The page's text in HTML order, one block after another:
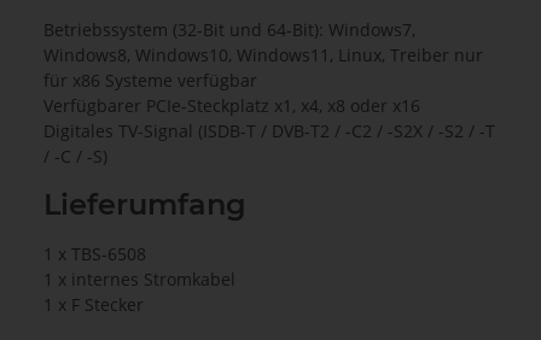
Betriebssystem (32-Bit und 64-Bit): Windows7,
Windows8, Windows10, Windows11, Linux, Treiber nur
für x86 Systeme verfügbar
Verfügbarer PCIe-Steckplatz x1, x4, x8 oder x16
Digitales TV-Signal (ISDB-T / DVB-T2 / -C2 / -S2X / -S2 / -T
/ -C / -S)
Lieferumfang
1 x TBS-6508
1 x internes Stromkabel
1 x F Stecker